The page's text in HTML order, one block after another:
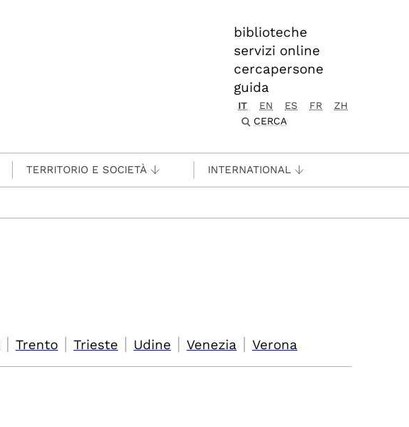
biblioteche
servizi online
cercapersone
guida
IT EN ES FR
ZH
CERCA
TERRITORIO E SOCIETÀ INTERNATIONAL
| Trento | Trieste | Udine | Venezia | Verona